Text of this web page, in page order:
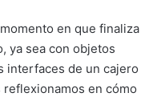
en que finaliza
ya sea con objetos
interfaces de un cajero
reflexionamos en cómo